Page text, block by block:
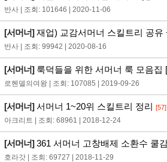
반사 | 조회: 101646 | 2020-11-06
[서머너]재업) 교감서머너 스킬트리 공유
반사 | 조회: 99942 | 2020-08-16
[서머너]룩덕들을 위한 서머너 룩 모음집
로헨델의여왕 | 조회: 107085 | 2019-09-26
[서머너]서머너 1~20위 스킬트리 정리 [57]
아크리트 | 조회: 68961 | 2018-12-24
[서머너]361 서머너 고창배제 소환수 쿨
호라갓 | 조회: 69727 | 2018-11-29